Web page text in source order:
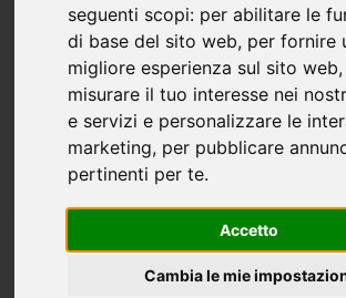
seguenti scopi: per abilitare le
di base del sito web, per fornire
migliore esperienza sul sito web,
misurare il tuo interesse nei
e servizi e personalizzare le
marketing, per pubblicare
pertinenti per te.
Accetto
Cambia le mie
produzione di materassi e di